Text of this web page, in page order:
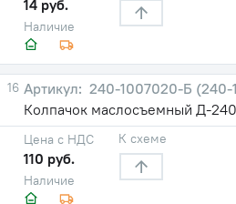
Наличие
14 руб.
16
240-1007020-Б (240-
Колпачок маслосъемный Д-
Наличие
Цена с НДС
110 руб.
К схеме